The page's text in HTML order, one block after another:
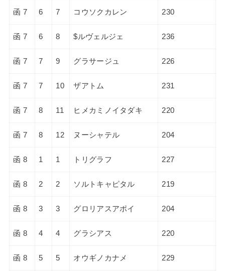
函 7 6 7 コウソクカレン 230
函 7 6 8 $ルヴェルジェ 236
函 7 7 9 グラサージュ 226
函 7 7 10 ザアトム 231
函 7 8 11 ヒメカミノイタダキ 220
函 7 8 12 ヌーシャテル 204
函 8 1 1 トリグラフ 227
函 8 2 2 ソルトキャピタル 219
函 8 3 3 グロリアスアポイ 204
函 8 4 4 グラシアス 220
函 8 5 5 オウギノカナメ 229